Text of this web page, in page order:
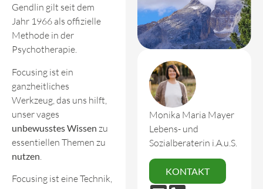
Monika Maria Mayer
Lebens- und
Sozialberaterin i.A.u.S.
KONTAKT
Gendlin gilt seit dem
Jahr 1966 als offizielle
Methode in der
Psychotherapie.
Focusing ist ein
ganzheitliches
Werkzeug, das uns hilft,
unser vages
unbewusstesWissen zu
essentiellen Themen zu
nutzen
Focusing ist eine Technik,